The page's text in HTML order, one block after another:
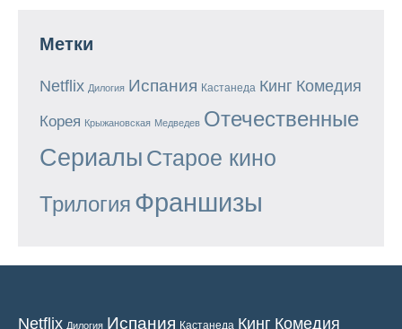
Метки
Netflix Дилогия Испания Кастанеда Кинг Комедия
Корея Крыжановская Медведев Отечественные
Сериалы Старое кино
Трилогия Франшизы
Netflix Дилогия Испания Кастанеда Кинг Комедия